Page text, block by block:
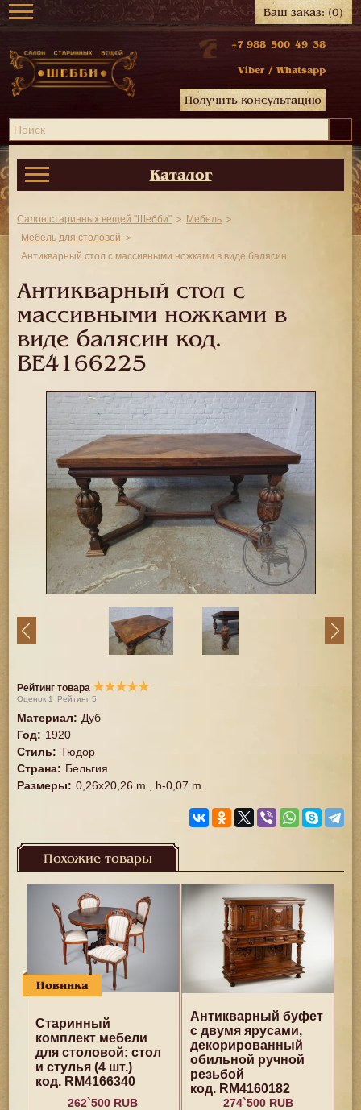
Ваш заказ:(0)
+7 988 500 49 38
Viber / Whatsapp
Получить консультацию
Каталог
Салон старинных вещей "Шебби"
Мебель
Мебель для столовой
Антикварный стол с массивными ножками в виде балясин
Антикварный стол с
массивными ножками в
виде балясин код.
BE4166225
Рейтинг товара ★★★★★
Оценок 1 Рейтинг5
Материал: Дуб
Год: 1920
Стиль: Тюдор
Страна: Бельгия
Размеры: 0,26x20,26 m., h-0,07 m.
Похожие товары
Новинка
Старинный
комплект мебели
для столовой: стол
и стулья (4 шт.)
код. RM4166340
262`500 RUB
Антикварный буфет
с двумя ярусами,
декорированный
обильной ручной
резьбой
код. RM4160182
274`500 RUB